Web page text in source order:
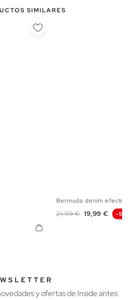
SIMILARES
Bermuda denim efecto
Precio base
21,99 € Precio
19,99 € -9%
y ofertas de Inside antes